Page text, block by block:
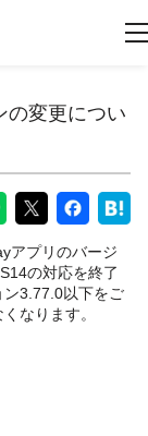
の変更につい
アプリのバージ
の対応を終了
ン3.77.0以下をご
なります。